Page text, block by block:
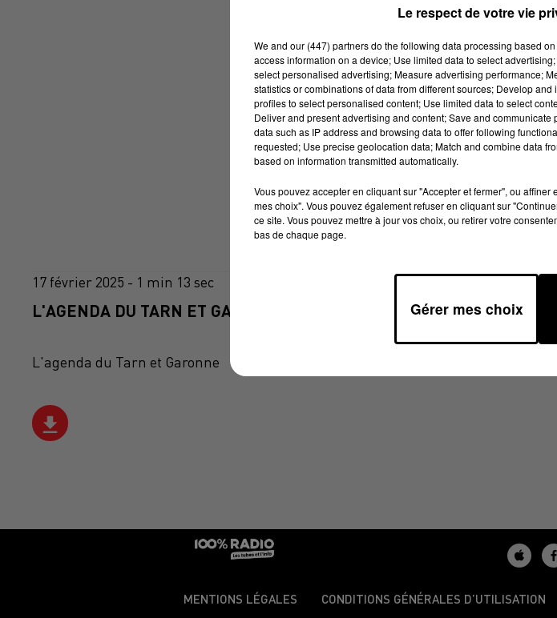
17 février 2025 - 1 min 13 sec
L'AGENDA DU TARN ET GARONNE DU 17/02/2025 À 07H51
L'agenda du Tarn et Garonne
MENTIONS LÉGALES CONDITIONS GÉNÉRALES D’UTILISATION
Le respect de votre vie
We and our (447) partnersdo the following data processing based
access information on a device; Use limited data to select
select personalised advertising; Measure advertising performance;
statistics or combinations of data from different sources; Develop
profiles to select personalised content; Use limited data to select
Deliver and present advertising and content; Save and
data such as IP address and browsing data to offer following
requested; Use precise geolocation data; Match and combine data
based on information transmitted automatically.
Vous pouvez accepter en cliquant sur "Accepter et fermer", ou
mes choix". Vous pouvez également refuser en cliquant sur
ce site. Vous pouvez mettre à jour vos choix, ou retirer votre
bas de chaque page.
Gérer mes choix